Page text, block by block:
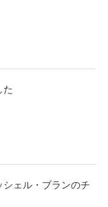
た
ェル・ブランのチ